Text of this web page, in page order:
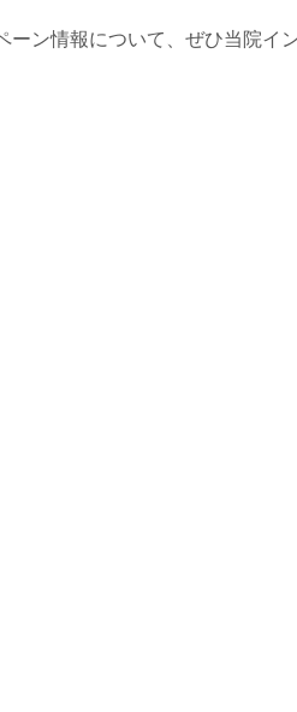
ーン情報について、ぜひ当院イ